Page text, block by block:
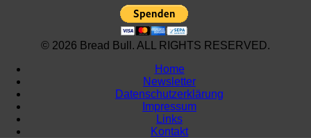
© 2026 Bread Bull. ALL RIGHTS RESERVED.
Home
Newsletter
Datenschutzerklärung
Impressum
Links
Kontakt